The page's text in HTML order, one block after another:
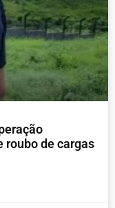
roubo de cargas